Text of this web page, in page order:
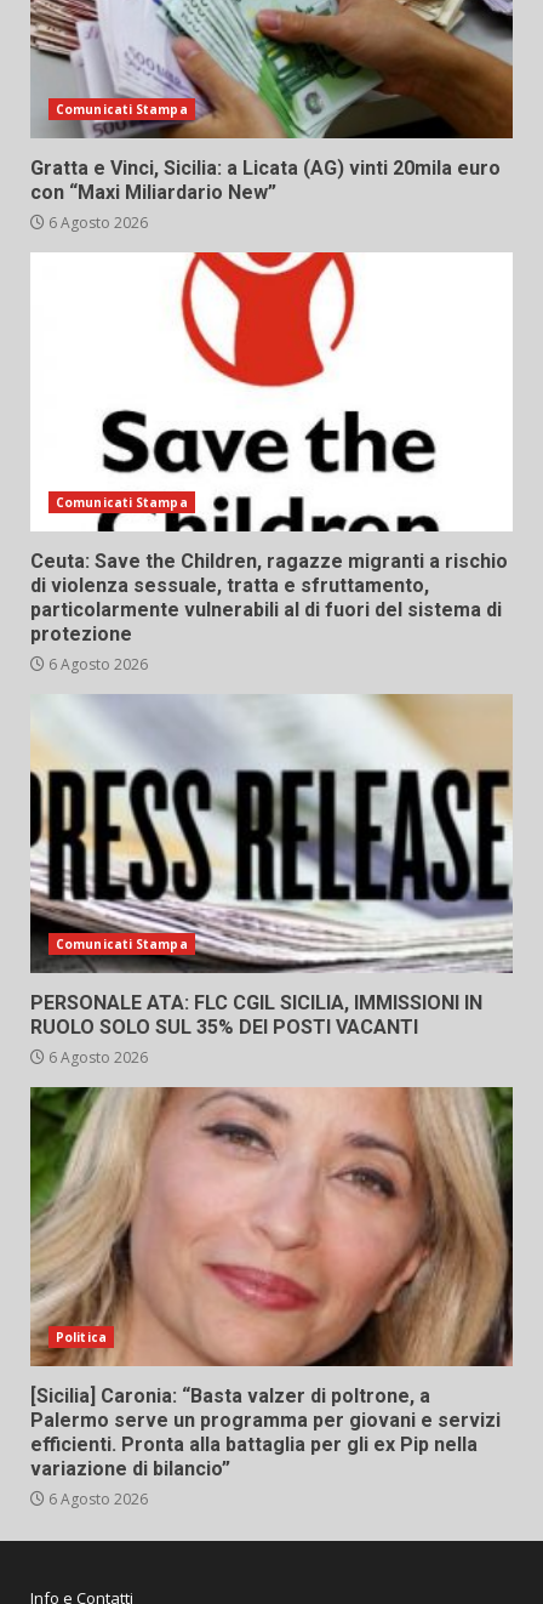
Comunicati Stampa
Gratta e Vinci, Sicilia: a Licata (AG) vinti 20mila euro
con “Maxi Miliardario New”
6 Agosto 2026
Comunicati Stampa
Ceuta: Save the Children, ragazze migranti a rischio
di violenza sessuale, tratta e sfruttamento,
particolarmente vulnerabili al di fuori del sistema di
protezione
6 Agosto 2026
Comunicati Stampa
PERSONALE ATA: FLC CGIL SICILIA, IMMISSIONI IN
RUOLO SOLO SUL 35% DEI POSTI VACANTI
6 Agosto 2026
Politica
[Sicilia] Caronia: “Basta valzer di poltrone, a
Palermo serve un programma per giovani e servizi
efficienti. Pronta alla battaglia per gli ex Pip nella
variazione di bilancio”
6 Agosto 2026
Info e Contatti